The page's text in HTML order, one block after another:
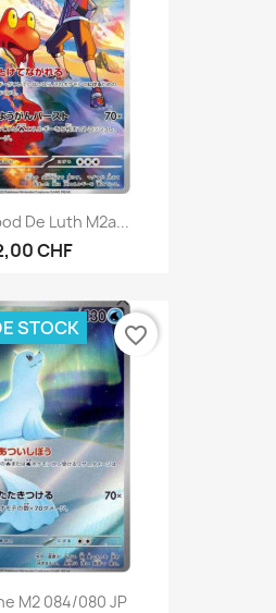
De Luth M2a...
CHF
M2 084/080 JP
STOCK favorite_border